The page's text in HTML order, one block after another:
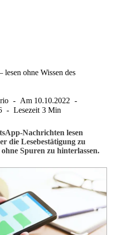
lesen ohne Wissen des
Am 10.10.2022
Lesezeit 3 Min
Nachrichten lesen
die Lesebestätigung zu
Spuren zu hinterlassen.